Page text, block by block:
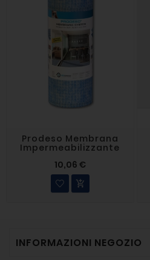
Prodeso Membrana
Impermeabilizzante
10,06 €

INFORMAZIONI NEGOZIO